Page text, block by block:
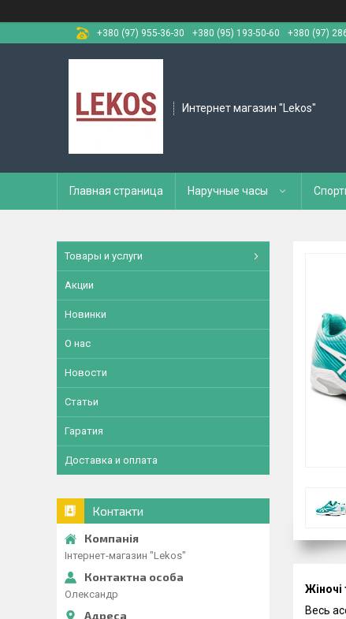
+380 (97) 955-36-30
+380 (95) 193-50-60 +380 (97)
Интернет магазин "Lekos"
Главная страница Наручные часы
Жіночі
Весь
Товары и услуги
Акции
Новинки
О нас
Новости
Статьи
Гаратия
Доставка и оплата
Контакти
Інтернет-магазин "Lekos"
Олександр